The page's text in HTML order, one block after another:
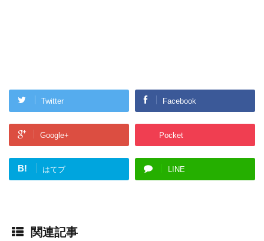
Twitter Facebook
Google+ Pocket
B! はてブ LINE
関連記事